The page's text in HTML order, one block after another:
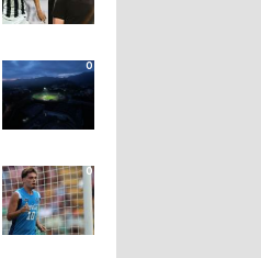
0
0